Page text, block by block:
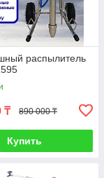
распылитель
₸ 890 000 ₸
Купить